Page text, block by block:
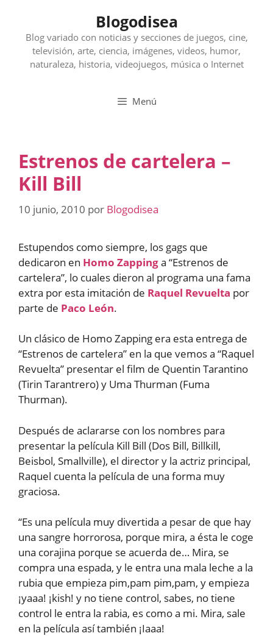
contenido
Blogodisea
Blog variado con noticias y secciones de juegos, cine,
televisión, arte, ciencia, imágenes, videos, humor,
naturaleza, historia, videojuegos, música o Internet
Menú
Estrenos de cartelera –
Kill Bill
10 junio, 2010 por Blogodisea
Estupendos como siempre, los gags que
dedicaron en Homo Zappinga “Estrenos de
cartelera”, lo cuales dieron al programa una fama
extra por esta imitación de Raquel Revuelta por
parte de Paco León.
Un clásico de Homo Zapping era esta entrega de
“Estrenos de cartelera” en la que vemos a “Raquel
Revuelta” presentar el film de Quentin Tarantino
(Tirin Tarantrero) y Uma Thurman (Fuma
Thurman).
Después de aclararse con los nombres para
presentar la película Kill Bill (Dos Bill, Billkill,
Beisbol, Smallville), el director y la actriz principal,
Raquel cuenta la película de una forma muy
graciosa.
“Es una película muy divertida a pesar de que hay
una sangre horrorosa, porque mira, a ésta le coge
una corajina porque se acuerda de… Mira, se
compra una espada, y le entra una mala leche a la
rubia que empieza pim,pam pim,pam, y empieza
¡yaaa! ¡kish! y no tiene control, sabes, no tiene
control le entra la rabia, es como a mi. Mira, sale
en la película así también ¡Iaaa!